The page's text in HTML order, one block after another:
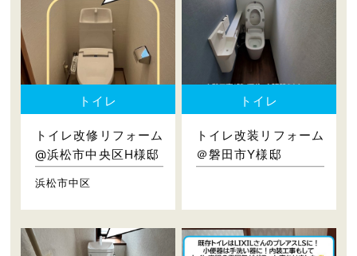
トイレ
トイレ改修リフォーム
@浜松市中央区H様邸
浜松市中区
トイレ
トイレ改装リフォーム
＠磐田市Y様邸